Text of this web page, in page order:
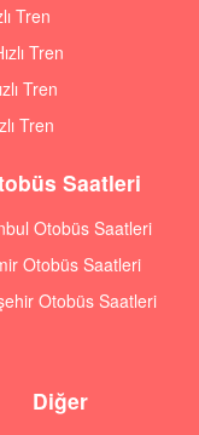
Tren
Tren
Tren
Tren
Saatleri
Otobüs Saatleri
Otobüs Saatleri
Otobüs Saatleri
Diğer